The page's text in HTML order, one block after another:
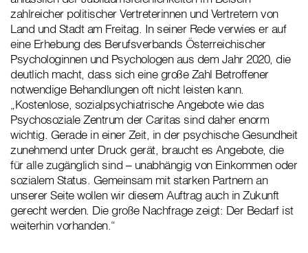
zahlreicher politischer Vertreterinnen und Vertretern von
Land und Stadt am Freitag. In seiner Rede verwies er auf
eine Erhebung des Berufsverbands Österreichischer
Psychologinnen und Psychologen aus dem Jahr 2020, die
deutlich macht, dass sich eine große Zahl Betroffener
notwendige Behandlungen oft nicht leisten kann.
„Kostenlose, sozialpsychiatrische Angebote wie das
Psychosoziale Zentrum der Caritas sind daher enorm
wichtig. Gerade in einer Zeit, in der psychische Gesundheit
zunehmend unter Druck gerät, braucht es Angebote, die
für alle zugänglich sind – unabhängig von Einkommen oder
sozialem Status. Gemeinsam mit starken Partnern an
unserer Seite wollen wir diesem Auftrag auch in Zukunft
gerecht werden. Die große Nachfrage zeigt: Der Bedarf ist
weiterhin vorhanden.“